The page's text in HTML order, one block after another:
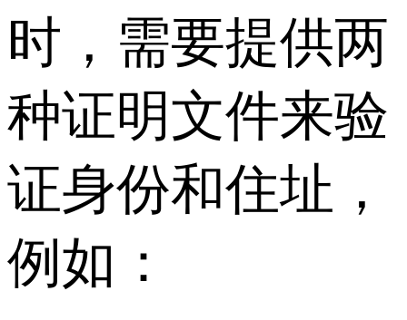
时，需要提供两
种证明文件来验
证身份和住址，
例如：